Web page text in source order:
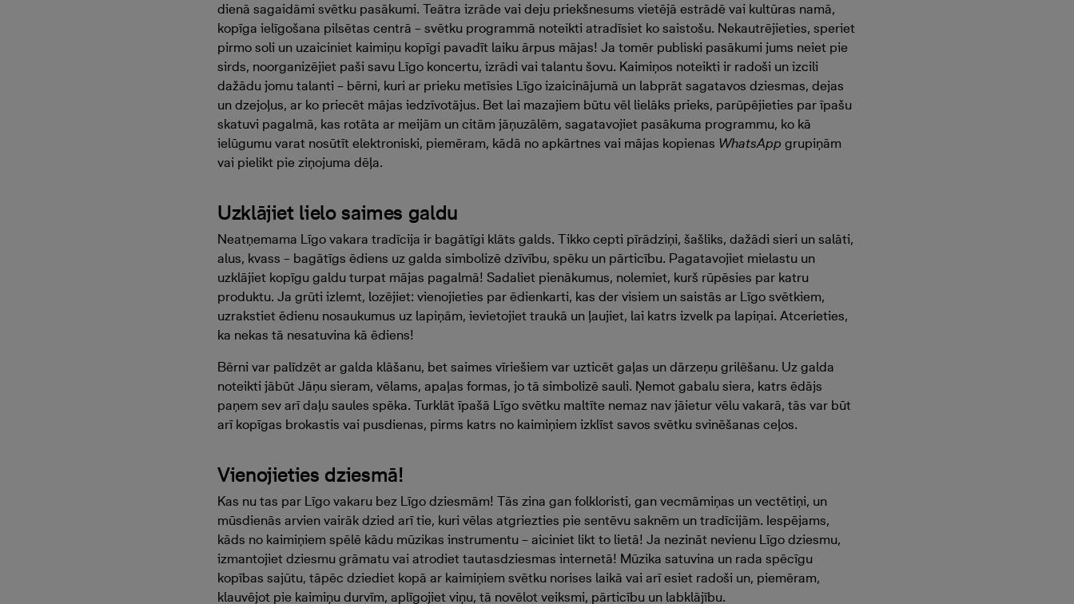
dienā sagaidāmi svētku pasākumi. Teātra izrāde vai deju priekšnesums vietējā estrādē vai kultūras namā,
kopīga ielīgošana pilsētas centrā – svētku programmā noteikti atradīsiet ko saistošu. Nekautrējieties, speriet
pirmo soli un uzaiciniet kaimiņu kopīgi pavadīt laiku ārpus mājas! Ja tomēr publiski pasākumi jums neiet pie
sirds, noorganizējiet paši savu Līgo koncertu, izrādi vai talantu šovu. Kaimiņos noteikti ir radoši un izcili
dažādu jomu talanti – bērni, kuri ar prieku metīsies Līgo izaicinājumā un labprāt sagatavos dziesmas, dejas
un dzejoļus, ar ko priecēt mājas iedzīvotājus. Bet lai mazajiem būtu vēl lielāks prieks, parūpējieties par īpašu
skatuvi pagalmā, kas rotāta ar meijām un citām jāņuzālēm, sagatavojiet pasākuma programmu, ko kā
ielūgumu varat nosūtīt elektroniski, piemēram, kādā no apkārtnes vai mājas kopienas WhatsApp grupiņām
vai pielikt pie ziņojuma dēļa.
Uzklājiet lielo saimes galdu
Neatņemama Līgo vakara tradīcija ir bagātīgi klāts galds. Tikko cepti pīrādziņi, šašliks, dažādi sieri un salāti,
alus, kvass – bagātīgs ēdiens uz galda simbolizē dzīvību, spēku un pārticību. Pagatavojiet mielastu un
uzklājiet kopīgu galdu turpat mājas pagalmā! Sadaliet pienākumus, nolemiet, kurš rūpēsies par katru
produktu. Ja grūti izlemt, lozējiet: vienojieties par ēdienkarti, kas der visiem un saistās ar Līgo svētkiem,
uzrakstiet ēdienu nosaukumus uz lapiņām, ievietojiet traukā un ļaujiet, lai katrs izvelk pa lapiņai. Atcerieties,
ka nekas tā nesatuvina kā ēdiens!
Bērni var palīdzēt ar galda klāšanu, bet saimes vīriešiem var uzticēt gaļas un dārzeņu grilēšanu. Uz galda
noteikti jābūt Jāņu sieram, vēlams, apaļas formas, jo tā simbolizē sauli. Ņemot gabalu siera, katrs ēdājs
paņem sev arī daļu saules spēka. Turklāt īpašā Līgo svētku maltīte nemaz nav jāietur vēlu vakarā, tās var būt
arī kopīgas brokastis vai pusdienas, pirms katrs no kaimiņiem izklīst savos svētku svinēšanas ceļos.
Vienojieties dziesmā!
Kas nu tas par Līgo vakaru bez Līgo dziesmām! Tās zina gan folkloristi, gan vecmāmiņas un vectētiņi, un
mūsdienās arvien vairāk dzied arī tie, kuri vēlas atgriezties pie sentēvu saknēm un tradīcijām. Iespējams,
kāds no kaimiņiem spēlē kādu mūzikas instrumentu – aiciniet likt to lietā! Ja nezināt nevienu Līgo dziesmu,
izmantojiet dziesmu grāmatu vai atrodiet tautasdziesmas internetā! Mūzika satuvina un rada spēcīgu
kopības sajūtu, tāpēc dziediet kopā ar kaimiņiem svētku norises laikā vai arī esiet radoši un, piemēram,
klauvējot pie kaimiņu durvīm, aplīgojiet viņu, tā novēlot veiksmi, pārticību un labklājību.